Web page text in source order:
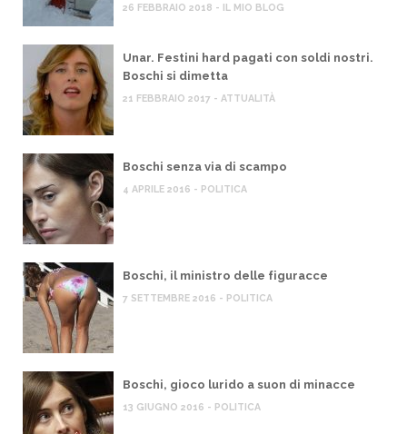
26 FEBBRAIO 2018 - IL MIO BLOG
Unar. Festini hard pagati con soldi nostri.
Boschi si dimetta
21 FEBBRAIO 2017 - ATTUALITÀ
Boschi senza via di scampo
4 APRILE 2016 - POLITICA
Boschi, il ministro delle figuracce
7 SETTEMBRE 2016 - POLITICA
Boschi, gioco lurido a suon di minacce
13 GIUGNO 2016 - POLITICA